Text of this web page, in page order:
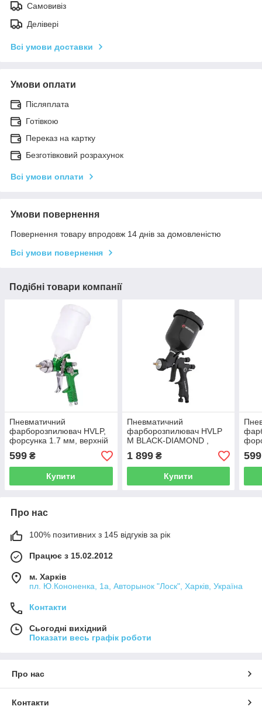
Самовивіз
Делівері
Всі умови доставки
Умови оплати
Післяплата
Готівкою
Переказ на картку
Безготівковий розрахунок
Всі умови оплати
Умови повернення
Повернення товару впродовж 14 днів за домовленістю
Всі умови повернення
Подібні товари компанії
Пневматичний
фарборозпилювач HVLP,
форсунка 1.7 мм, верхній
пластиковий бачок 600мл,
3бар INTERTOOL PT-0119
599 ₴
Купити
Пневматичний
фарборозпилювач HVLP
M BLACK-DIAMOND ,
форсунка 1.3 мм, STORM
INTERTOOL PT-0163
1 899₴
Купити
599
Про нас
100% позитивних з 145 відгуків за рік
Працює з 15.02.2012
м. Харків
пл. Ю.Кононенка, 1а, Авторынок "Лоск", Харків, Україна
Контакти
Сьогодні вихідний
Показати весь графік роботи
Про нас
Контакти